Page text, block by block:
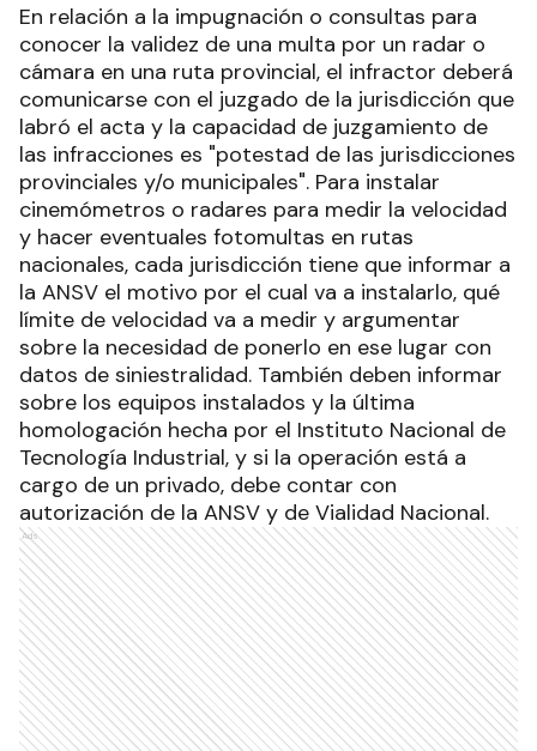
En relación a la impugnación o consultas para
conocer la validez de una multa por un radar o
cámara en una ruta provincial, el infractor deberá
comunicarse con el juzgado de la jurisdicción que
labró el acta y la capacidad de juzgamiento de
las infracciones es "potestad de las jurisdicciones
provinciales y/o municipales". Para instalar
cinemómetros o radares para medir la velocidad
y hacer eventuales fotomultas en rutas
nacionales, cada jurisdicción tiene que informar a
la ANSV el motivo por el cual va a instalarlo, qué
límite de velocidad va a medir y argumentar
sobre la necesidad de ponerlo en ese lugar con
datos de siniestralidad. También deben informar
sobre los equipos instalados y la última
homologación hecha por el Instituto Nacional de
Tecnología Industrial, y si la operación está a
cargo de un privado, debe contar con
autorización de la ANSV y de Vialidad Nacional.
Ads